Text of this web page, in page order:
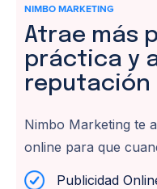
NIMBO MARKETING
Atrae más
práctica y
reputación
Nimbo Marketing te
online para que
Publicidad